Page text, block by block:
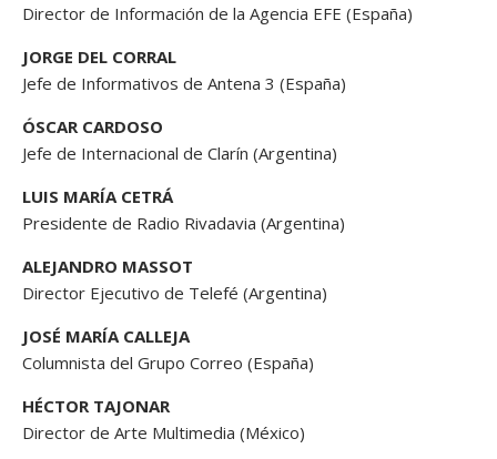
Director de Información de la Agencia EFE (España)
JORGE DEL CORRAL
Jefe de Informativos de Antena 3 (España)
ÓSCAR CARDOSO
Jefe de Internacional de Clarín (Argentina)
LUIS MARÍA CETRÁ
Presidente de Radio Rivadavia (Argentina)
ALEJANDRO MASSOT
Director Ejecutivo de Telefé (Argentina)
JOSÉ MARÍA CALLEJA
Columnista del Grupo Correo (España)
HÉCTOR TAJONAR
Director de Arte Multimedia (México)